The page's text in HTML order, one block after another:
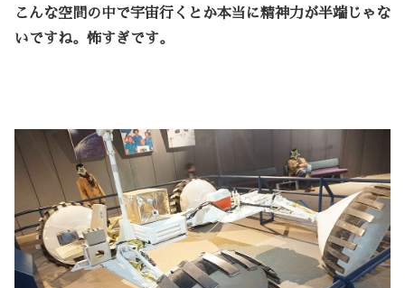
こんな空間の中で宇宙行くとか本当に精神力が半端じゃな
いですね。怖すぎです。